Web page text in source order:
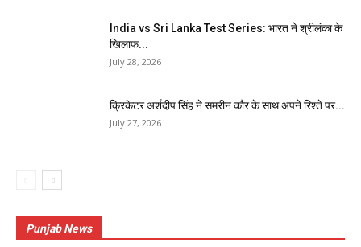
India vs Sri Lanka Test Series: भारत ने श्रीलंका के
खिलाफ...
July 28, 2026
क्रिकेटर अर्शदीप सिंह ने समरीन कौर के साथ अपने रिश्ते पर...
July 27, 2026
Punjab News